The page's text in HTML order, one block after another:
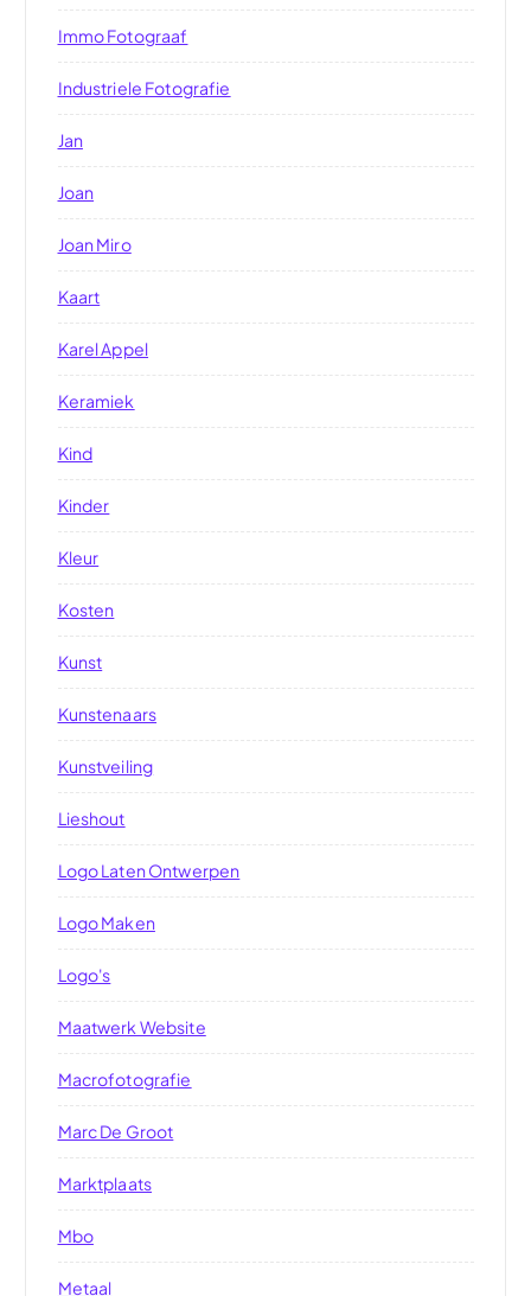
Immo Fotograaf
Industriele Fotografie
Jan
Joan
Joan Miro
Kaart
Karel Appel
Keramiek
Kind
Kinder
Kleur
Kosten
Kunst
Kunstenaars
Kunstveiling
Lieshout
Logo Laten Ontwerpen
Logo Maken
Logo's
Maatwerk Website
Macrofotografie
Marc De Groot
Marktplaats
Mbo
Metaal